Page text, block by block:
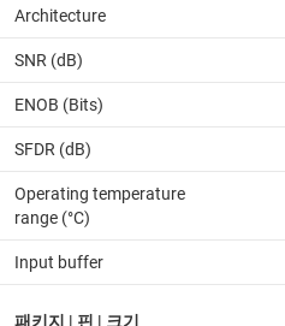
Architecture
SNR (dB)
ENOB (Bits)
SFDR (dB)
Operating temperature
range (°C)
Input buffer